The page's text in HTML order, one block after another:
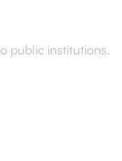
public institutions.